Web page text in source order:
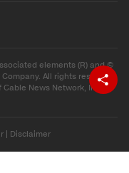
elements (R) and ©
All rights reserved.
News Network, Inc.,
Disclaimer